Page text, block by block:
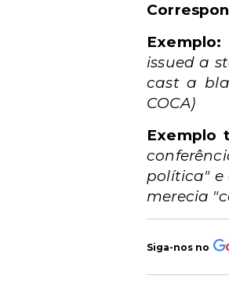
Exemplo:
issued a
cast a
COCA)
Exemplo
política"
merecia
Siga-nos no